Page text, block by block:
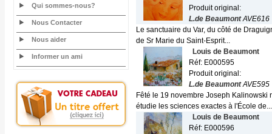
Qui sommes-nous?
Nous Contacter
Nous aider
Informer un ami
Produit original:
L.de BeaumontAVE616
Le sanctuaire du Var, du côté de
de Sr Marie du Saint-Esprit...
Louis de Beaumont
Réf: E000595
Produit original:
L.de BeaumontAVE595
Fêté le 19 novembre Joseph
étudie les sciences exactes à l'École de...
Louis de Beaumont
Réf: E000596